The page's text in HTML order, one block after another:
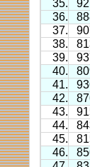
35.
36.
37.
38.
39.
40.
41.
42.
43.
44.
45.
46.